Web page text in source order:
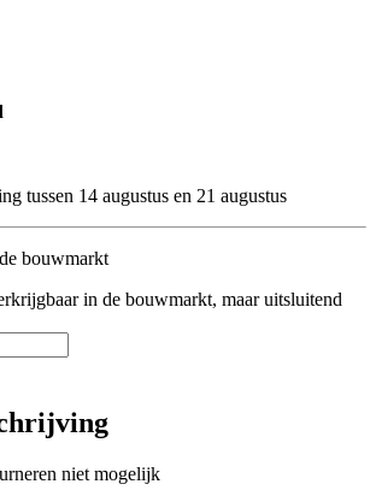
tussen 14 augustus en 21 augustus
bouwmarkt
in de bouwmarkt, maar uitsluitend
niet mogelijk